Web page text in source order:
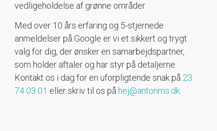
vedligeholdelse af grønne områder.
Med over 10 års erfaring og 5-stjernede
anmeldelser på Google er vi et sikkert og trygt
valg for dig, der ønsker en samarbejdspartner,
som holder aftaler og har styr på detaljerne.
Kontakt os i dag for en uforpligtende snak på 23
74 03 01 eller skriv til os på hej@antonms.dk.